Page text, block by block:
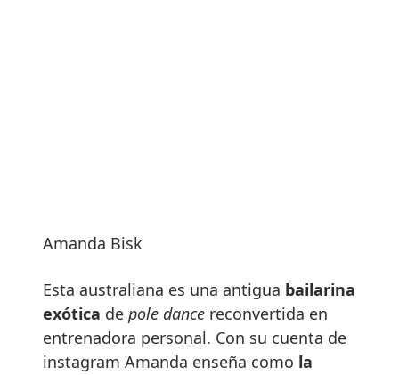
Amanda Bisk
Esta australiana es una antigua bailarina
exótica de pole dance reconvertida en
entrenadora personal. Con su cuenta de
instagram Amanda enseña como la